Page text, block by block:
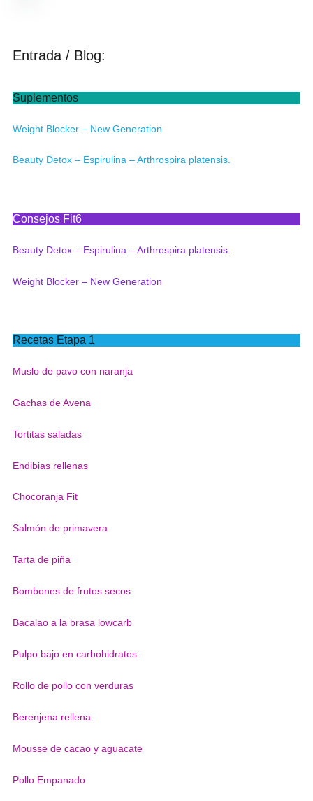
Entrada / Blog:
Suplementos
Weight Blocker – New Generation
Beauty Detox – Espirulina – Arthrospira platensis.
Consejos Fit6
Beauty Detox – Espirulina – Arthrospira platensis.
Weight Blocker – New Generation
Recetas Etapa 1
Muslo de pavo con naranja
Gachas de Avena
Tortitas saladas
Endibias rellenas
Chocoranja Fit
Salmón de primavera
Tarta de piña
Bombones de frutos secos
Bacalao a la brasa lowcarb
Pulpo bajo en carbohidratos
Rollo de pollo con verduras
Berenjena rellena
Mousse de cacao y aguacate
Pollo Empanado